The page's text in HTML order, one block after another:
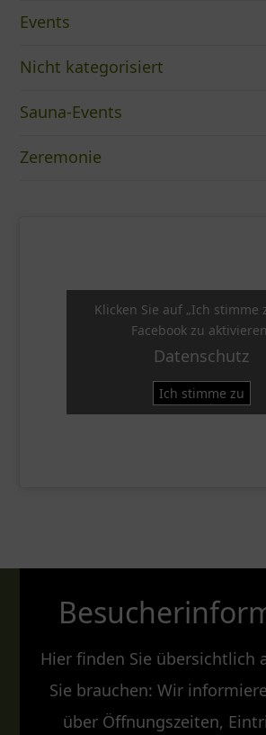
Events
Nicht kategorisiert
Sauna-Events
Zeremonie
Klicken Sie auf „Ich stimme
Facebook zu aktivieren
Datenschutz
Ich stimme zu
Hier finden Sie übersichtlich
Sie brauchen: Wir
über Öffnungszeiten,